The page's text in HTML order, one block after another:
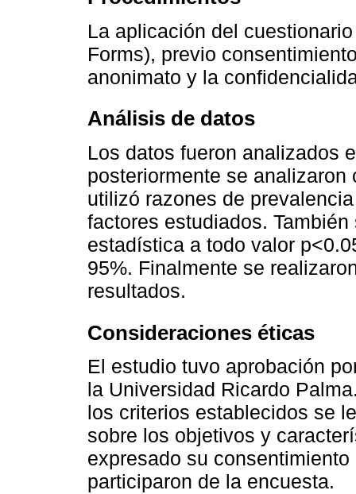
La aplicación del
Forms), previo
anonimato y la
Análisis de datos
Los datos fueron analizados
posteriormente se
utilizó razones de
factores estudiados.
estadística a todo valor
95%. Finalmente se
resultados.
Consideraciones éticas
El estudio tuvo aprobación
la Universidad Ricardo
los criterios establecidos se
sobre los objetivos y
expresado su
participaron de la encuesta.